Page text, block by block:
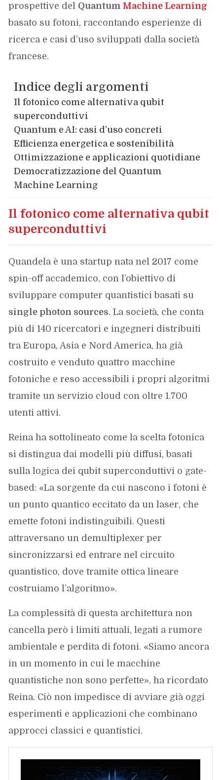
prospettive del Quantum Machine Learning
basato su fotoni, raccontando esperienze di
ricerca e casi d’uso sviluppati dalla società
francese.
Indice degli argomenti
Il fotonico come alternativa qubit
superconduttivi
Quantum e AI: casi d’uso concreti
Efficienza energetica e sostenibilità
Ottimizzazione e applicazioni quotidiane
Democratizzazione del Quantum
Machine Learning
Il fotonico come alternativa qubit
superconduttivi
Quandela è una startup nata nel 2017 come
spin-off accademico, con l’obiettivo di
sviluppare computer quantistici basati su
single photon sources. La società, che conta
più di 140 ricercatori e ingegneri distribuiti
tra Europa, Asia e Nord America, ha già
costruito e venduto quattro macchine
fotoniche e reso accessibili i propri algoritmi
tramite un servizio cloud con oltre 1.700
utenti attivi.
Reina ha sottolineato come la scelta fotonica
si distingua dai modelli più diffusi, basati
sulla logica dei qubit superconduttivi o gate-
based: «La sorgente da cui nascono i fotoni è
un punto quantico eccitato da un laser, che
emette fotoni indistinguibili. Questi
attraversano un demultiplexer per
sincronizzarsi ed entrare nel circuito
quantistico, dove tramite ottica lineare
costruiamo l’algoritmo».
La complessità di questa architettura non
cancella però i limiti attuali, legati a rumore
ambientale e perdita di fotoni. «Siamo ancora
in un momento in cui le macchine
quantistiche non sono perfette», ha ricordato
Reina. Ciò non impedisce di avviare già oggi
esperimenti e applicazioni che combinano
approcci classici e quantistici.